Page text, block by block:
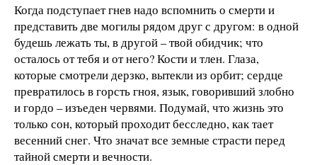
Когда подступает гнев надо вспомнить о смерти и
представить две могилы рядом друг с другом: в одной
будешь лежать ты, в другой – твой обидчик; что
осталось от тебя и от него? Кости и тлен. Глаза,
которые смотрели дерзко, вытекли из орбит; сердце
превратилось в горсть гноя, язык, говоривший злобно
и гордо – изъеден червями. Подумай, что жизнь это
только сон, который проходит бесследно, как тает
весенний снег. Что значат все земные страсти перед
тайной смерти и вечности.